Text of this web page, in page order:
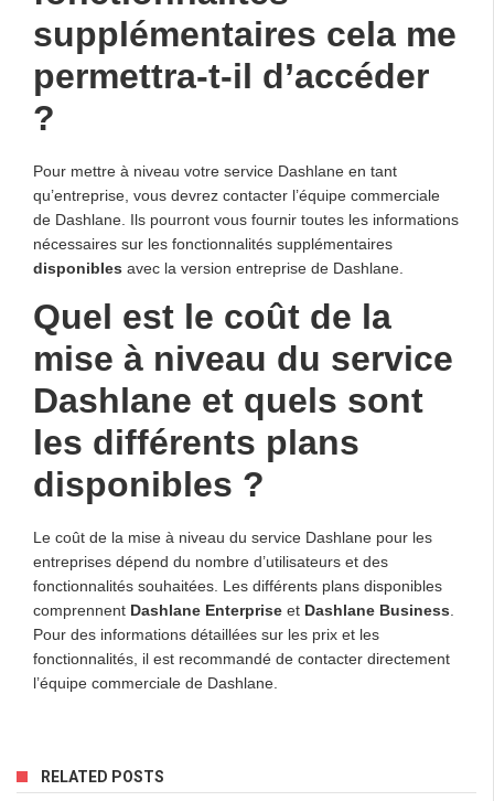
supplémentaires cela me
permettra-t-il d’accéder
?
Pour mettre à niveau votre service Dashlane en tant
qu’entreprise, vous devrez contacter l’équipe commerciale
de Dashlane. Ils pourront vous fournir toutes les informations
nécessaires sur les fonctionnalités supplémentaires
disponibles avec la version entreprise de Dashlane.
Quel est le coût de la
mise à niveau du service
Dashlane et quels sont
les différents plans
disponibles ?
Le coût de la mise à niveau du service Dashlane pour les
entreprises dépend du nombre d’utilisateurs et des
fonctionnalités souhaitées. Les différents plans disponibles
comprennent Dashlane Enterprise et Dashlane Business
Pour des informations détaillées sur les prix et les
fonctionnalités, il est recommandé de contacter directement
l’équipe commerciale de Dashlane.
RELATED POSTS